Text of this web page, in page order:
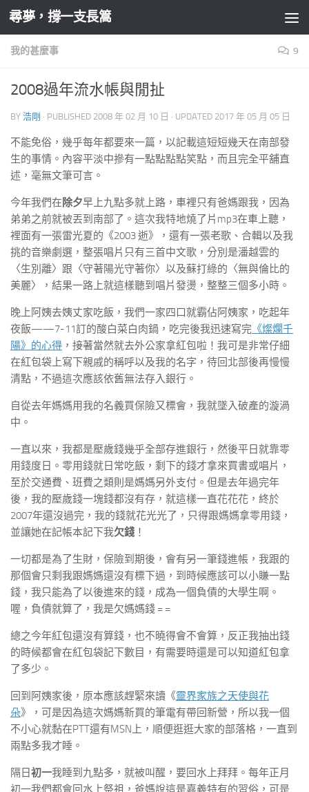
Skip to content
尋夢，撐一支長篙
我的甚麼事 9
2008過年流水帳與閒扯
BY 浩剛 · PUBLISHED 2008 年 02 月 10 日 · UPDATED 2017 年 05 月 05 日
不能免俗，幾乎每年都要來一篇，以記載這短短幾天在南部發
生的事情。內容平淡中摻有一點點點點笑點，而且完全平舖直
述，毫無文筆可言。
今年我們在除夕早上九點多就上路，車裡只有爸媽跟我，因為
弟弟之前就被丟到南部了。這次我特地燒了片mp3在車上聽，
裡面有一張雷光夏的《2003 逝》，還有一張老歌、合輯以及我
挑的音樂劇選，整張唱片只有三首中文歌，分別是潘越雲的
〈生別離〉跟〈守著陽光守著你〉以及蘇打綠的〈無與倫比的
美麗〉，結果一路上就這樣聽到唱片發燙，整整三個多小時。
晚上阿姨去姨丈家吃飯，我們一家四口就霸佔阿姨家，吃起年
夜飯——7-11訂的酸白菜白肉鍋，吃完後我迅速寫完 《燦爛千
陽》的心得 ，接著當然就去外公家拿紅包啦！我可是非常仔細
在紅包袋上寫下親戚的稱呼以及我的名字，待回北部後再慢慢
清點，不過這次應該依舊無法存入銀行。
自從去年媽媽用我的名義買保險又標會，我就墜入破產的漩渦
中。
一直以來，我都是壓歲錢幾乎全部存進銀行，然後平日就靠零
用錢度日。零用錢就日常吃飯，剩下的錢才拿來買書或唱片，
至於交通費、班費之類則是媽媽另外支付。但是去年過完年
後，我的壓歲錢一塊錢都沒有存，就這樣一直花花花，終於
2007年還沒過完，我的錢就花光光了，只得跟媽媽拿零用錢，
並讓她在記帳本記下我欠錢 ！
一切都是為了生財，保險到期後，會有另一筆錢進帳，我跟的
那個會只剩我跟媽媽還沒有標下過，到時候應該可以小賺一點
錢，我只能為了以後進來的錢，成為一個負債的大學生啊。
喔，負債就算了，我是欠媽媽錢 = =
總之今年紅包還沒有算錢，也不曉得會不會算，反正我抽出錢
的時候都會在紅包袋記下數目，有需要時還是可以知道紅包拿
了多少。
回到阿姨家後，原本應該趕緊來讀《靈界家族之天使與花
朵》，可是因為這次媽媽新買的筆電有帶回新營，所以我一個
不小心就黏在PTT還有MSN上，順便逛逛大家的部落格，一直到
兩點多我才睡。
隔日初一我睡到九點多，就被叫醒，要回水上拜拜。每年正月
初一我們都會回水上祭祖，爸媽說這是嘉義特有的習俗，可是